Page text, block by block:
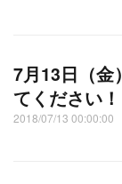
7月13日（金
てください！
2018/07/13 00:00:00